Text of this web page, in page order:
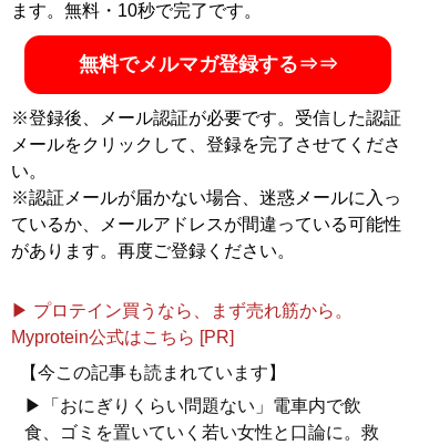
ます。無料・10秒で完了です。
無料でメルマガ登録する⇒⇒
※登録後、メール認証が必要です。受信した認証
メールをクリックして、登録を完了させてくださ
い。
※認証メールが届かない場合、迷惑メールに入っ
ているか、メールアドレスが間違っている可能性
があります。再度ご登録ください。
▶ プロテイン買うなら、まず売れ筋から。
Myprotein公式はこちら [PR]
【今この記事も読まれています】
▶「おにぎりくらい問題ない」電車内で飲
食、ゴミを置いていく若い女性と口論に。救